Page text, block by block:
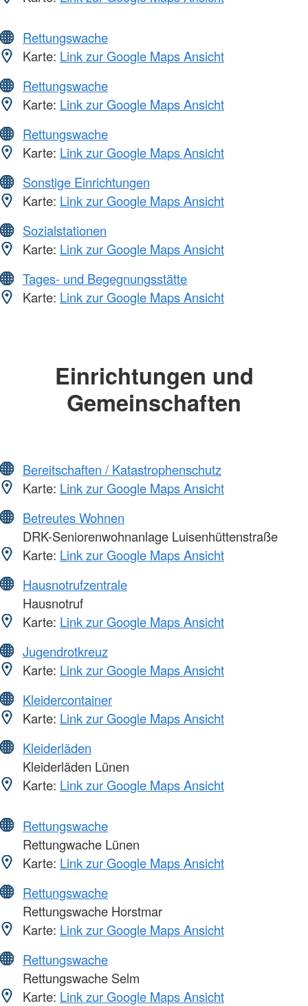
Rettungswache
Karte: Link zur Google Maps Ansicht
Rettungswache
Karte: Link zur Google Maps Ansicht
Rettungswache
Karte: Link zur Google Maps Ansicht
Sonstige Einrichtungen
Karte: Link zur Google Maps Ansicht
Sozialstationen
Karte: Link zur Google Maps Ansicht
Tages- und Begegnungsstätte
Karte: Link zur Google Maps Ansicht
Einrichtungen und
Gemeinschaften
Bereitschaften / Katastrophenschutz
Karte: Link zur Google Maps Ansicht
Betreutes Wohnen
DRK-Seniorenwohnanlage Luisenhüttenstraße
Karte: Link zur Google Maps Ansicht
Hausnotrufzentrale
Hausnotruf
Karte: Link zur Google Maps Ansicht
Jugendrotkreuz
Karte: Link zur Google Maps Ansicht
Kleidercontainer
Karte: Link zur Google Maps Ansicht
Kleiderläden
Kleiderläden Lünen
Karte: Link zur Google Maps Ansicht
Rettungswache
Rettungwache Lünen
Karte: Link zur Google Maps Ansicht
Rettungswache
Rettungswache Horstmar
Karte: Link zur Google Maps Ansicht
Rettungswache
Rettungswache Selm
Karte: Link zur Google Maps Ansicht